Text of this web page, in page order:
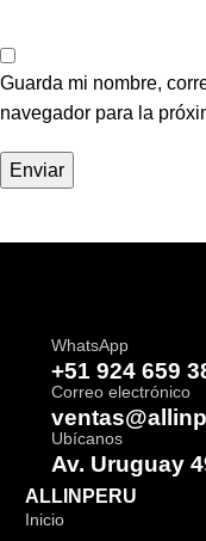
Guarda mi nombre,
navegador para la
WhatsApp
+51 924 659
Correo electrónico
Ubícanos
Av. Uruguay
ALLINPERU
Inicio